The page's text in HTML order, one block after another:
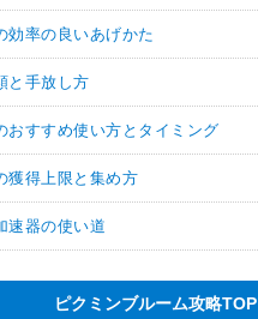
効率の良いあげかた
と手放し方
おすすめ使い方とタイミング
獲得上限と集め方
速器の使い道
ピクミンブルーム攻略TOP